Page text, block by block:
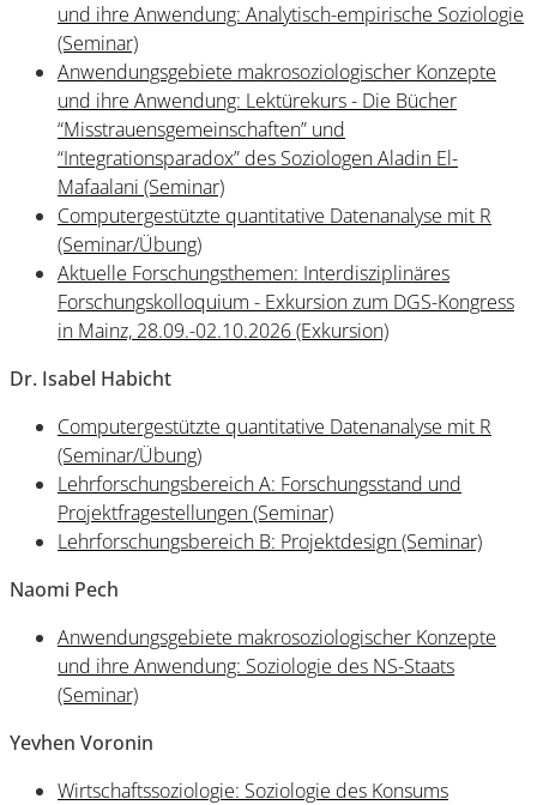
und ihre Anwendung: Analytisch-empirische Soziologie
(Seminar)
Anwendungsgebiete makrosoziologischer Konzepte
und ihre Anwendung: Lektürekurs - Die Bücher
“Misstrauensgemeinschaften” und
“Integrationsparadox” des Soziologen Aladin El-
Mafaalani (Seminar)
Computergestützte quantitative Datenanalyse mit R
(Seminar/Übung)
Aktuelle Forschungsthemen: Interdisziplinäres
Forschungskolloquium - Exkursion zum DGS-Kongress
in Mainz, 28.09.-02.10.2026 (Exkursion)
Dr. Isabel Habicht
Computergestützte quantitative Datenanalyse mit R
(Seminar/Übung)
Lehrforschungsbereich A: Forschungsstand und
Projektfragestellungen (Seminar)
Lehrforschungsbereich B: Projektdesign (Seminar)
Naomi Pech
Anwendungsgebiete makrosoziologischer Konzepte
und ihre Anwendung: Soziologie des NS-Staats
(Seminar)
Yevhen Voronin
Wirtschaftssoziologie: Soziologie des Konsums